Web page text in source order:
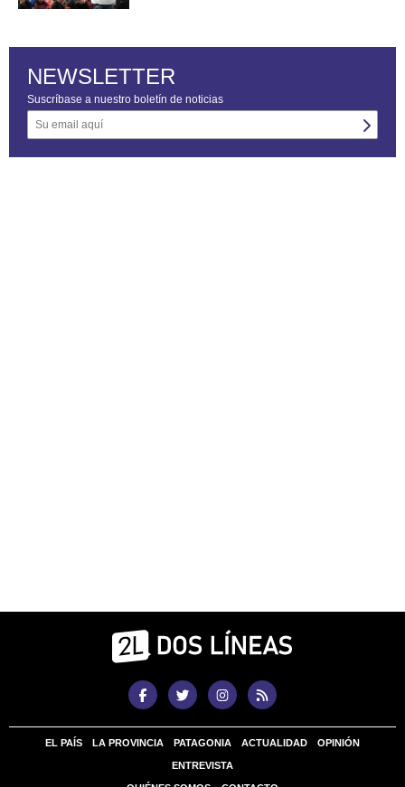
NEWSLETTER
Suscríbase a nuestro boletín de noticias
EL PAÍS LA PROVINCIA PATAGONIA ACTUALIDAD OPINIÓN
ENTREVISTA